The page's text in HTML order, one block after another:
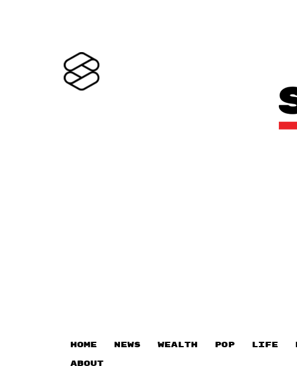
HOME NEWS WEALTH POP LIFE
ABOUT